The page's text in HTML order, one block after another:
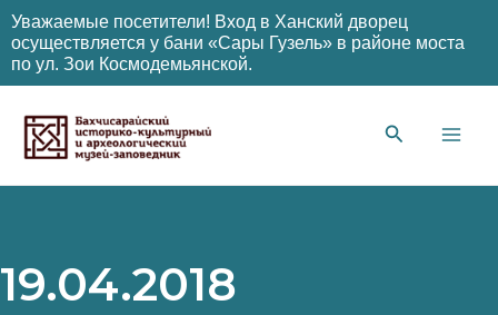
Уважаемые посетители! Вход в Ханский дворец
осуществляется у бани «Сары Гузель» в районе моста
по ул. Зои Космодемьянской.
содержимому
19.04.2018